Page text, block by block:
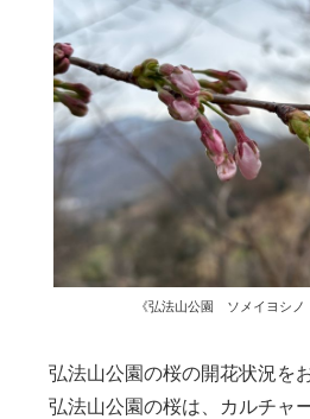
《弘法山公園 ソメイヨシノ
弘法山公園の桜の開花状況を
弘法山公園の桜は、カルチャ